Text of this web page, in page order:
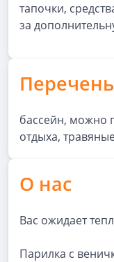
тапочки,
за
Перечень
бассейн, можно
отдыха,
О нас
Вас ожидает
Парилка с